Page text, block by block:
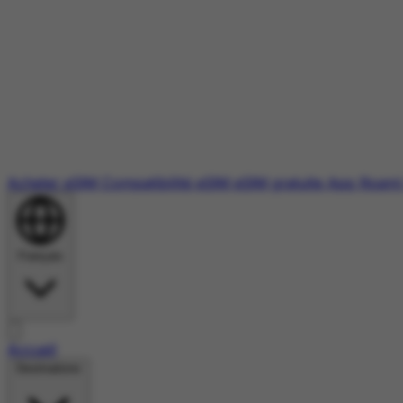
Acheter eSIM Compatibilité eSIM eSIM gratuite App Roami
Accueil